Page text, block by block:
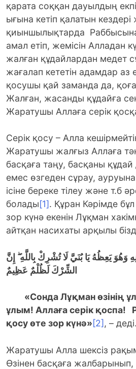
қарата соққан дауылдың
ығына кетіп қалатын
қиыншылықтарда
амал етіп, жемісін Алладан
жалған құдайлардан медет
жағалап кететін адамдар аз
қосушы қай заманда да,
Жалған, жасанды құдайға
Жаратушы Аллаға серік
Серік қосу – Алла
Жаратушы жалғыз Аллаға
басқаға таңу, басқаны
емес өзгеден сұрау,
ісіне береке тілеу және т.б
болады[1]. Құран Кәрімде
зор күнә екенін Лұқман
айтқан насихаты арқылы
وَهُوَ يَعِظُهُ يَا بُنَيَّ لَا تُشْرِكْ بِاللَّهِ
إِنَّ
الشِّرْكَ لَظُلْمٌ عَظِيمٌ
«Сонда Лұқман өзінің
ұлым! Аллаға серік қоспа!
қосу өте зор күнә»[2], – деді.
Жаратушы Алла шексіз
Өзінен басқаға жалбарынып,